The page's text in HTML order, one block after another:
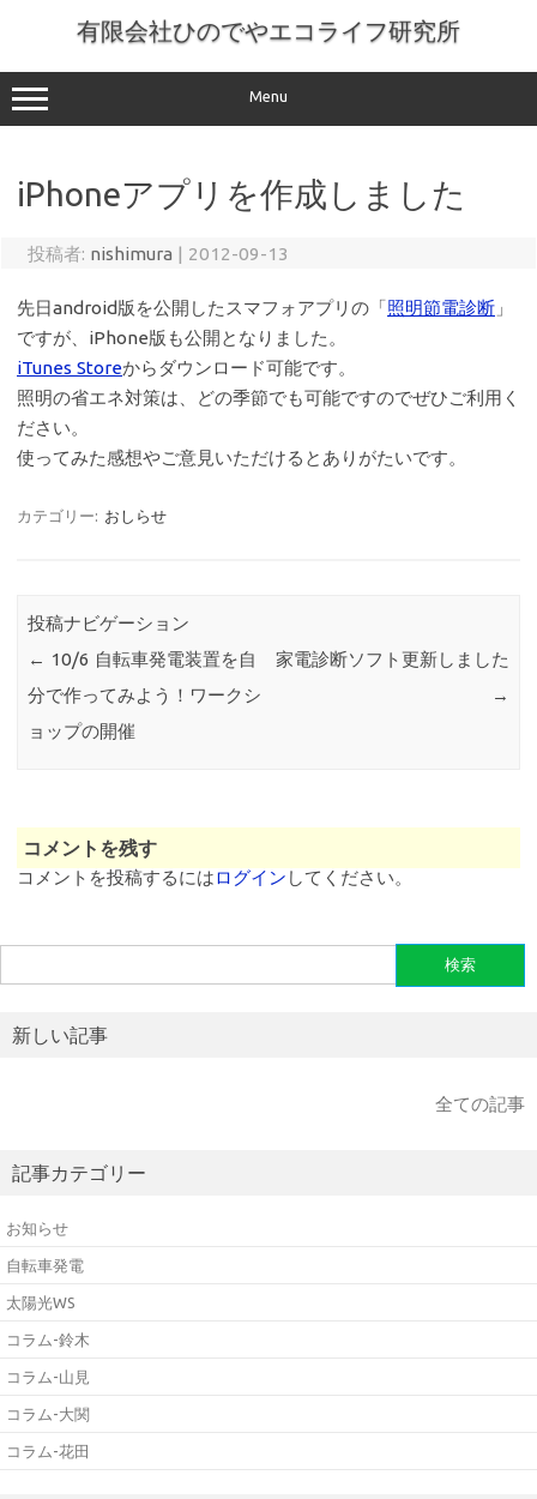
へ
ス
有限会社ひのでやエコライフ研究所
Menu
iPhoneアプリを作成しました
投稿者: nishimura | 2012-09-13
先日android版を公開したスマフォアプリの「照明節電診断 」
ですが、iPhone版も公開となりました。
iTunes Storeからダウンロード可能です。
照明の省エネ対策は、どの季節でも可能ですのでぜひご利用く
ださい。
使ってみた感想やご意見いただけるとありがたいです。
カテゴリー: おしらせ
投稿ナビゲーション
← 10/6 自転車発電装置を自
分で作ってみよう！ワークシ
ョップの開催
家電診断ソフト更新しました
→
コメントを残す
コメントを投稿するにはログイン してください。
索:
新しい記事
全ての記事
記事カテゴリー
お知らせ
自転車発電
太陽光WS
コラム-鈴木
コラム-山見
コラム-大関
コラム-花田